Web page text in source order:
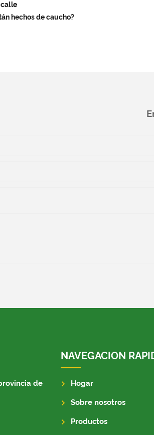
calle
hechos de caucho?
de
NAVEGACION
Hogar
Sobre nosotros
Productos